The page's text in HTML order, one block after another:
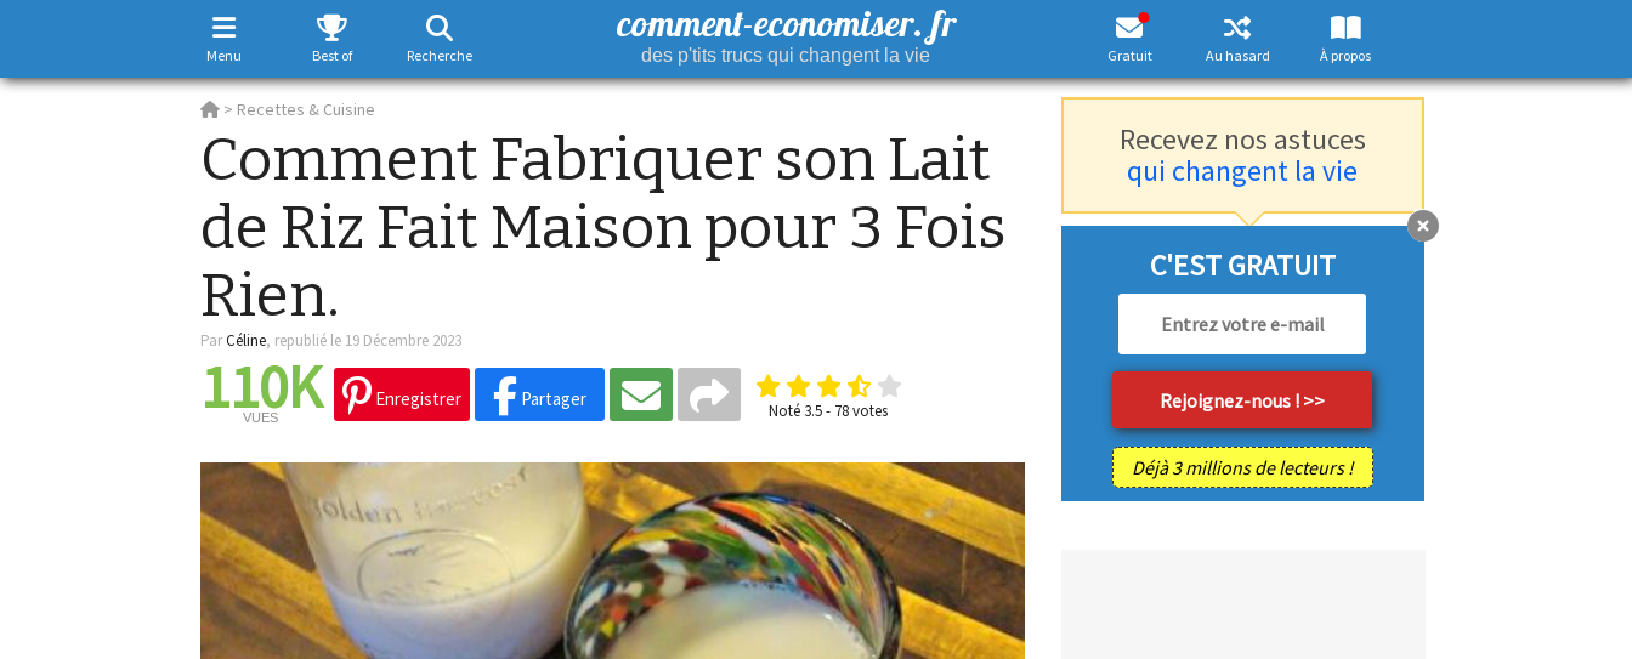
Menu Best of Recherche
comment-economiser. fr
des p'tits trucs qui changent la vie Gratuit Au hasard À propos
> Recettes & Cuisine
Comment Fabriquer son Lait
de Riz Fait Maison pour 3 Fois
Rien.
ParCéline, republié le 19 Décembre 2023
110K
VUES
Enregistrer Partager
Noté 3.5- 78votes
Recevez nos astuces
qui changent la vie
C'EST GRATUIT
Déjà 3 millions de lecteurs !